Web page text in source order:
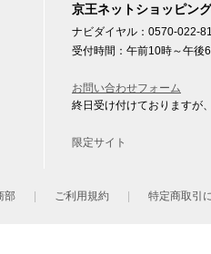
京王ネットショッピン
ナビダイヤル：0570-022-
受付時間：午前10時～午後
お問い合わせフォーム
終日受け付けておりますが
限定サイト
部 ご利用規約 特定商取引